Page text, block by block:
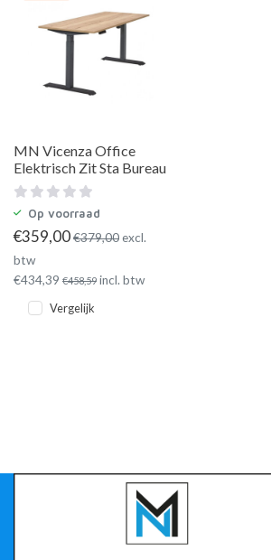
MN Vicenza Office
Elektrisch Zit Sta Bureau
Op voorraad
€359,00€379,00excl.
btw
€434,39 €458,59 incl. btw
Vergelijk